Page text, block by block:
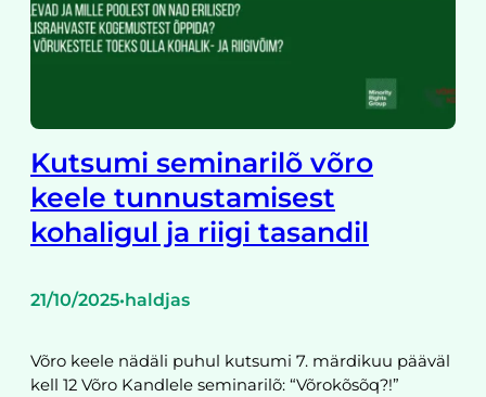
Kutsumi seminarilõ võro
keele tunnustamisest
kohaligul ja riigi tasandil
21/10/2025•haldjas
Võro keele nädäli puhul kutsumi 7. märdikuu pääväl
kell 12 Võro Kandlele seminarilõ: “Võrokõsõq?!”